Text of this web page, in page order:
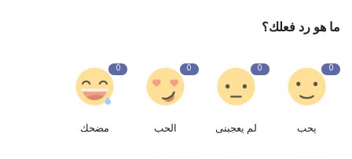
ما هو رد فعلك؟
0
يحب
0
لم يعجبنى
0
الحب
0
مضحك